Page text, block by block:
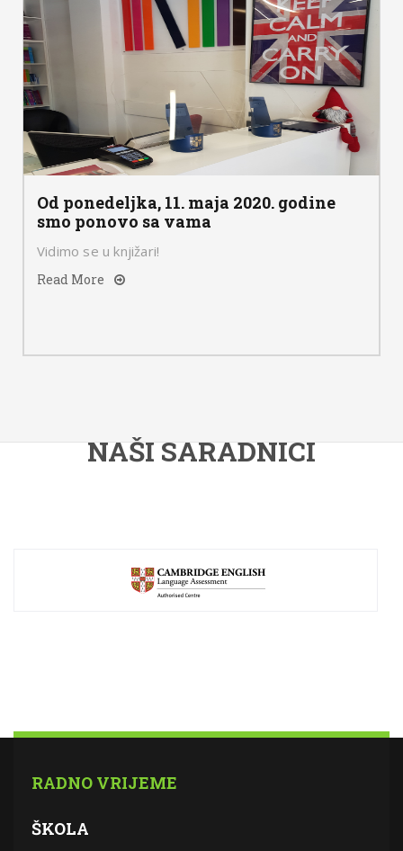
Od ponedeljka, 11. maja 2020. godine
smo ponovo sa vama
Vidimo se u knjižari!
Read More
NAŠI SARADNICI
RADNO VRIJEME
ŠKOLA